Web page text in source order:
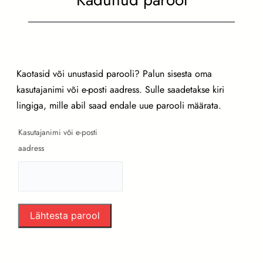
Kaotasid või unustasid parooli? Palun sisesta oma
kasutajanimi või e-posti aadress. Sulle saadetakse kiri
lingiga, mille abil saad endale uue parooli määrata.
Kasutajanimi või e-posti
aadress
Lähtesta parool